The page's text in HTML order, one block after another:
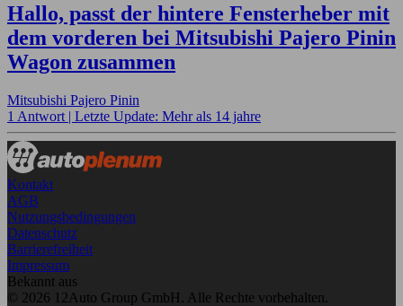
Hallo, passt der hintere Fensterheber mit
dem vorderen bei Mitsubishi Pajero Pinin
Wagon zusammen
Mitsubishi Pajero Pinin
1 Antwort | Letzte Update: Mehr als 14 jahre
Kontakt
AGB
Nutzungsbedingungen
Datenschutz
Barrierefreiheit
Impressum
Bekannt aus
© 2026 12Auto Group GmbH. Alle Rechte vorbehalten.